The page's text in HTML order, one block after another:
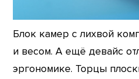
Блок камер с лихвой
и весом. А ещё девайс
эргономике. Торцы